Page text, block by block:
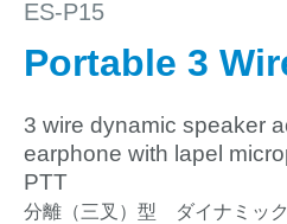
ES-P15
Portable 3
3 wire dynamic speaker
earphone with lapel
PTT
分離（三叉）型 ダイナミッ